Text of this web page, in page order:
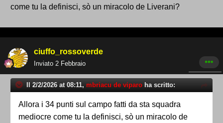
come tu la definisci, sò un miracolo de Liverani?
ciuffo_rossoverde
Inviato 2 Febbraio
Il 2/2/2026 at 08:11, mbriacu de viparo ha scritto:
Allora i 34 punti sul campo fatti da sta squadra
mediocre come tu la definisci, sò un miracolo de